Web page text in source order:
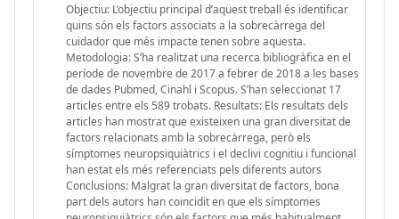
Objectiu: L’objectiu principal d’aquest treball és identificar
quins són els factors associats a la sobrecàrrega del
cuidador que més impacte tenen sobre aquesta.
Metodologia: S’ha realitzat una recerca bibliogràfica en el
període de novembre de 2017 a febrer de 2018 a les bases
de dades Pubmed, Cinahl i Scopus. S’han seleccionat 17
articles entre els 589 trobats. Resultats: Els resultats dels
articles han mostrat que existeixen una gran diversitat de
factors relacionats amb la sobrecàrrega, però els
símptomes neuropsiquiàtrics i el declivi cognitiu i funcional
han estat els més referenciats pels diferents autors
Conclusions: Malgrat la gran diversitat de factors, bona
part dels autors han coincidit en que els símptomes